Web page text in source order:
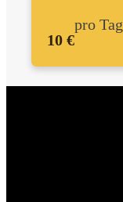
10 €
pro Tag